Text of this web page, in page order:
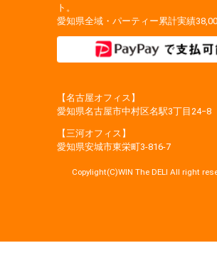
ト。
愛知県全域・パーティー累計実績
【名古屋オフィス】
愛知県名古屋市中村区名駅3丁目24−8
【三河オフィス】
愛知県安城市東栄町3‐816‐7
Copylight(C)WIN The DELI All right